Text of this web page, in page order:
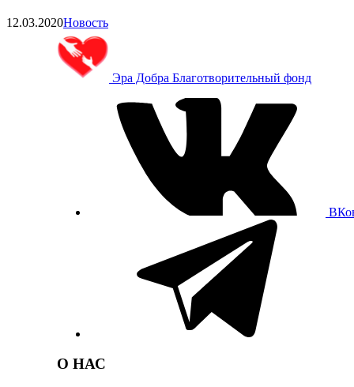
12.03.2020Категории
Новость
Эра Добра Благотворительный фонд
О НАС